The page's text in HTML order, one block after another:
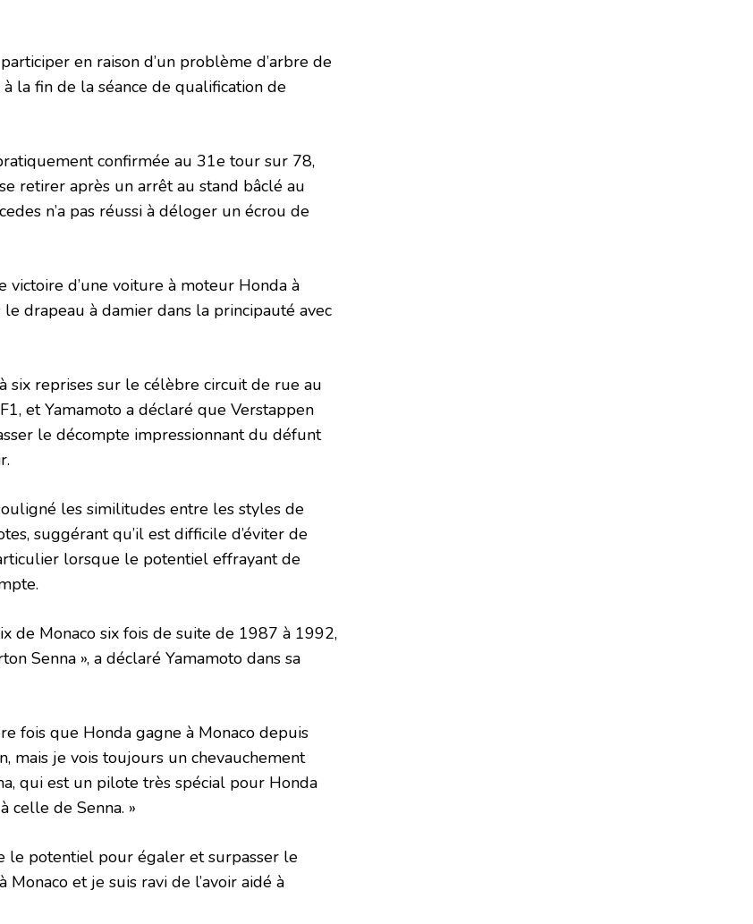
en raison d’un problème d’arbre de
la fin de la séance de qualification de
confirmée au 31e tour sur 78,
retirer après un arrêt au stand bâclé au
n’a pas réussi à déloger un écrou de
d’une voiture à moteur Honda à
drapeau à damier dans la principauté avec
six reprises sur le célèbre circuit de rue au
et Yamamoto a déclaré que Verstappen
le décompte impressionnant du défunt
les similitudes entre les styles de
suggérant qu’il est difficile d’éviter de
lorsque le potentiel effrayant de
de Monaco six fois de suite de 1987 à 1992,
Senna », a déclaré Yamamoto dans sa
fois que Honda gagne à Monaco depuis
mais je vois toujours un chevauchement
qui est un pilote très spécial pour Honda
celle de Senna. »
le potentiel pour égaler et surpasser le
Monaco et je suis ravi de l’avoir aidé à